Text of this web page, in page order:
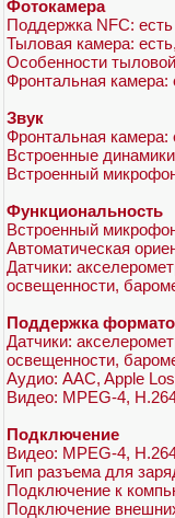
Фотокамера
Поддержка NFC: есть
Тыловая камера:
Особенности
Фронтальная камера:
Звук
Фронтальная камера:
Встроенные
Встроенный
Функциональность
Встроенный
Автоматическая
Датчики:
освещенности,
Поддержка
Датчики:
освещенности,
Аудио: AAC, Apple
Видео: MPEG-4,
Подключение
Видео: MPEG-4,
Тип разъема для
Подключение к
Подключение